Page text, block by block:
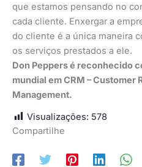
que estamos pensando no
cada cliente. Enxergar a
do cliente é a única maneira
os serviços prestados a ele.
Don Peppers é reconhecido
mundial em CRM – Customer
Management.
Visualizações: 578
Compartilhe